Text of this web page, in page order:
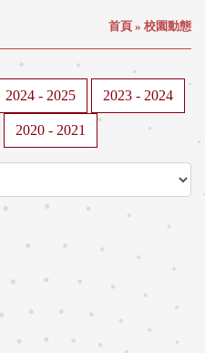
首頁 » 校園動態
2024 - 2025 2023 - 2024
2020 - 2021